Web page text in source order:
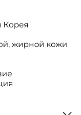
жирной кожи